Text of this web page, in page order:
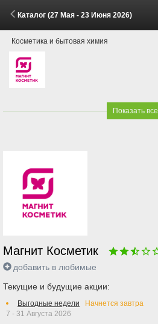
Каталог (27 Мая - 23 Июня 2026)
Косметика и бытовая химия
Показать все
Магнит Косметик
добавить в любимые
Текущие и будущие акции:
Выгодные недели
Начнется завтра
7 - 31 Августа 2026